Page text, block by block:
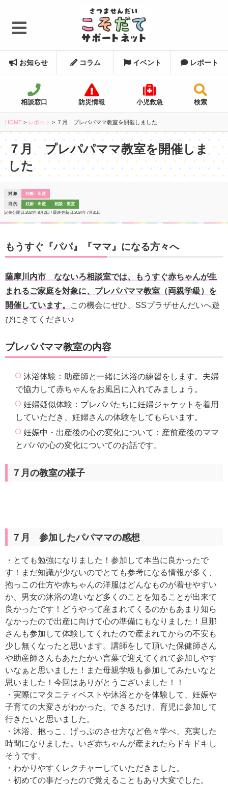
お知らせ コラム イベント レポート
相談窓口 防災情報 小児救急 検索
HOME > レポート > ７月 プレパパママ教室を開催しました
７月 プレパパママ教室を開催しま
した
対 象 妊娠・出産
目 的 妊娠・出産
相談・教室
記事公開日:2024年8月2日 / 最終更新日:2024年7月31日
もうすぐ『パパ』『ママ』になる方々へ
薩摩川内市 なないろ相談室では、もうすぐ赤ちゃんが生
まれるご家庭を対象に、プレパパママ教室（両親学級）を
開催しています。
この機会にぜひ、SSプラザせんだいへ遊
びにきてください♪
プレパパママ教室の内容
沐浴体験：助産師と一緒に沐浴の練習をします。夫婦
で協力して赤ちゃんをお風呂に入れてみましょう。
妊婦疑似体験：プレパパたちに妊婦ジャケットを着用
していただき、妊婦さんの体験をしてもらいます。
妊娠中・出産後の心の変化について：産前産後のママ
とパパの心の変化についてのお話です。
７月の教室の様子
７月 参加したパパママの感想
・とても勉強になりました！参加して本当に良かったで
す！まだ知識が少ないのでとても参考になる情報が多く、
抱っこの仕方や赤ちゃんの洋服はどんなものが着せやすい
か、男女の沐浴の違いなど多くのことを知ることが出来て
良かったです！どうやって産まれてくるのかもあまり知ら
なかったので出産に向けて心の準備にもなりました！旦那
さんも参加して体験してくれたので産まれてからの不安も
少し無くなったと思います。講師をして頂いた保健師さん
や助産師さんもあたたかい言葉で迎えてくれて参加しやす
いなぁと思いました！また母親学級も参加してみたいなと
思いました！今回はありがとうございました！！
・実際にマタニティベストや沐浴とかを体験して、妊娠や
子育ての大変さがわかった。できるだけ、育児に参加して
行きたいと思いました。
・沐浴、抱っこ、げっぷのさせ方など色々学べ、充実した
時間になりました。いざ赤ちゃんが産まれたらドキドキし
そうです。
・わかりやすくレクチャーしていただきました。
・初めての事だったので覚えることもあり大変でした。